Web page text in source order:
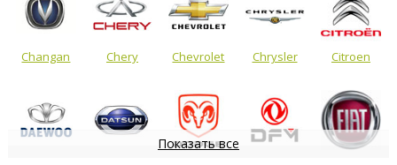
Changan Chery Chevrolet Chrysler Citroen
Показать все